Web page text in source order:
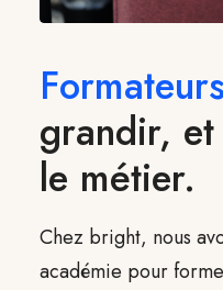
Formateurs
grandir,
le métier.
Chez bright, nous
académie pour